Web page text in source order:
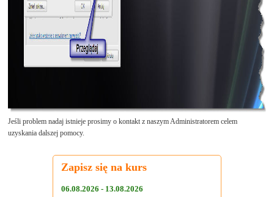
Jeśli problem nadaj istnieje prosimy o kontakt z naszym Administratorem celem
uzyskania dalszej pomocy.
Zapisz się na kurs
06.08.2026 - 13.08.2026